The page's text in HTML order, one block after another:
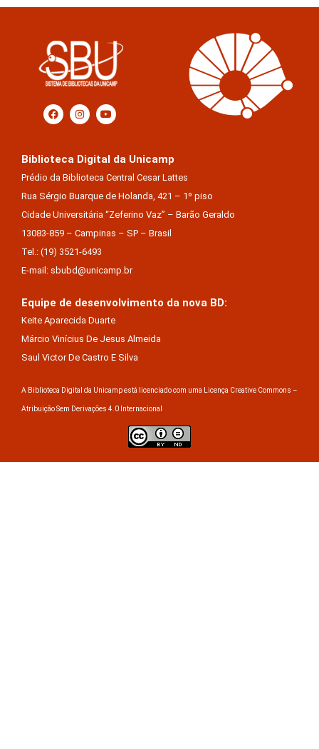
Biblioteca Digital da Unicamp
Prédio da Biblioteca Central Cesar Lattes
Rua Sérgio Buarque de Holanda, 421 – 1º piso
Cidade Universitária “Zeferino Vaz” – Barão Geraldo
13083-859 – Campinas – SP – Brasil
Tel.: (19) 3521-6493
E-mail: sbubd@unicamp.br
Equipe de desenvolvimento da nova BD:
Keite Aparecida Duarte
Márcio Vinícius De Jesus Almeida
Saul Victor De Castro E Silva
A Biblioteca Digital da Unicamp está licenciado com uma Licença Creative Commons –
Atribuição Sem Derivações 4.0 Internacional